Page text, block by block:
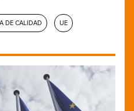
DE CALIDAD UE